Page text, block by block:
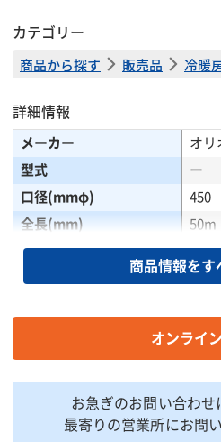
カテゴリー
商品から探す 販売品 冷暖
詳細情報
メーカー
オリ
型式
ー
口径(mmφ)
450
全長(mm)
50m
がございます。詳しい仕様につきましては、
い。
商品特徴：ヒーターから離れた場
間隔で両側に35φの穴があいている
商品情報をす
オンライ
お急ぎのお問い合わせ
最寄りの営業所にお問